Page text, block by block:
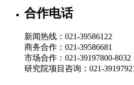
2026-07-22 11:15
安世 罗金：安世车规
盖世直播君
2026-07-22 10:45
合作电话
新闻热线：021-39586122
商务合作：021-39586681
市场合作：021-39197800-8032
研究院项目咨询：021-